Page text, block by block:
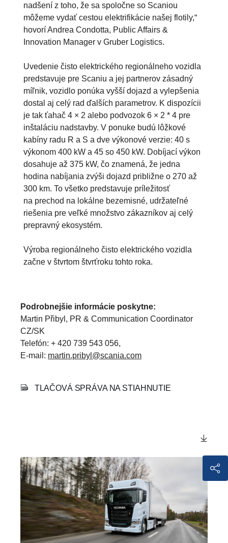
nadšení z toho, že sa spoločne so Scaniou
môžeme vydať cestou elektrifikácie našej flotily,“
hovorí Andrea Condotta, Public Affairs &
Innovation Manager v Gruber Logistics.
Uvedenie čisto elektrického regionálneho vozidla
predstavuje pre Scaniu a jej partnerov zásadný
míľnik, vozidlo ponúka vyšší dojazd a vylepšenia
dostal aj celý rad ďalších parametrov. K dispozícii
je tak ťahač 4 × 2 alebo podvozok 6 × 2 * 4 pre
inštaláciu nadstavby. V ponuke budú lôžkové
kabíny radu R a S a dve výkonové verzie: 40 s
výkonom 400 kW a 45 so 450 kW. Dobíjací výkon
dosahuje až 375 kW, čo znamená, že jedna
hodina nabíjania zvýši dojazd približne o 270 až
300 km. To všetko predstavuje príležitosť
na prechod na lokálne bezemisné, udržateľné
riešenia pre veľké množstvo zákazníkov aj celý
prepravný ekosystém.
Výroba regionálneho čisto elektrického vozidla
začne v štvrtom štvrťroku tohto roka.
Podrobnejšie informácie poskytne:
Martin Přibyl, PR & Communication Coordinator
CZ/SK
Telefón: + 420 739 543 056,
E-mail: martin.pribyl@scania.com
TLAČOVÁ SPRÁVA NA STIAHNUTIE